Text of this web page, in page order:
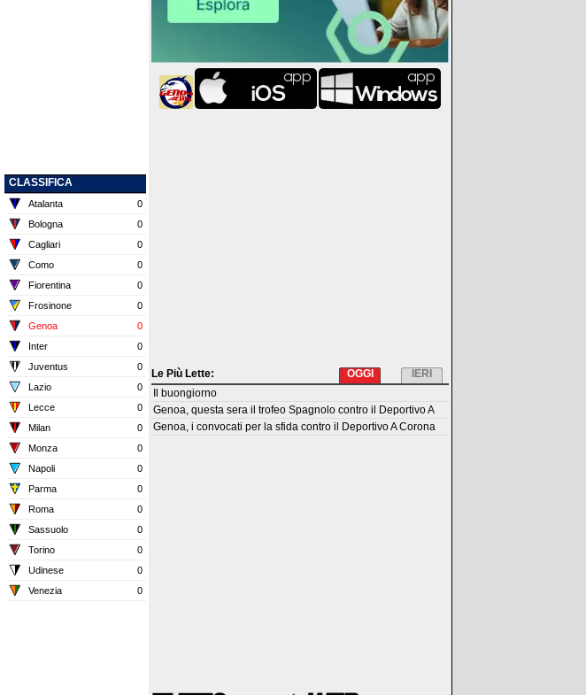
CLASSIFICA
Atalanta
0
Bologna
0
Cagliari
0
Como
0
Fiorentina
0
Frosinone
0
Genoa
0
Inter
0
Juventus
0
Lazio
0
Lecce
0
Milan
0
Monza
0
Napoli
0
Parma
0
Roma
0
Sassuolo
0
Torino
0
Udinese
0
Venezia
0
Le Più Lette: IERI
OGGI
Il buongiorno
Genoa, questa sera il trofeo Spagnolo contro il Deportivo A
Genoa, i convocati per la sfida contro il Deportivo A Corona